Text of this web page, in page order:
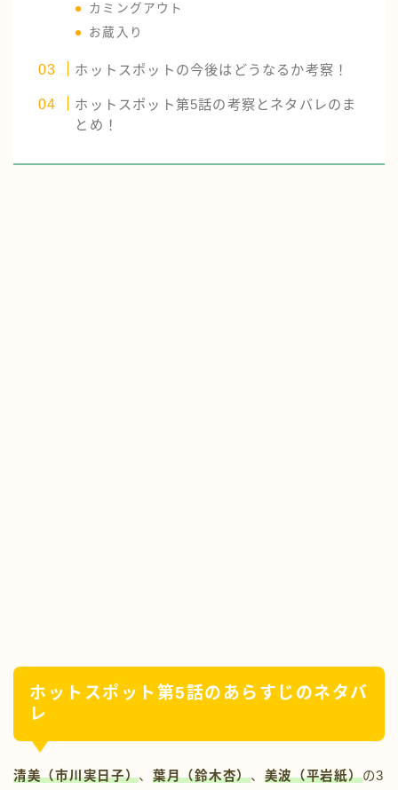
カミングアウト
お蔵入り
ホットスポットの今後はどうなるか考察！
ホットスポット第5話の考察とネタバレのま
とめ！
ホットスポット第5話のあらすじのネタバ
レ
清美（市川実日子）、葉月（鈴木杏）、 美波（平岩紙）の3